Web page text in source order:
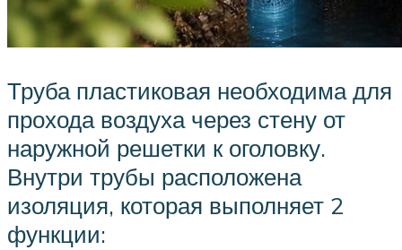
Труба пластиковая необходима для
прохода воздуха через стену от
наружной решетки к оголовку.
Внутри трубы расположена
изоляция, которая выполняет 2
функции: